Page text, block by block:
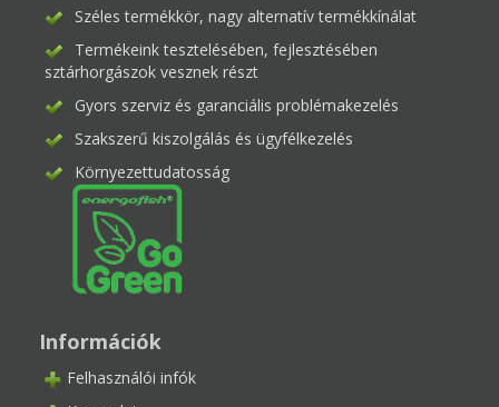
Széles termékkör, nagy alternatív termékkínálat
Termékeink tesztelésében, fejlesztésében
sztárhorgászok vesznek részt
Gyors szerviz és garanciális problémakezelés
Szakszerű kiszolgálás és ügyfélkezelés
Környezettudatosság
Információk
Felhasználói infók